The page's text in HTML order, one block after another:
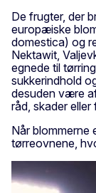
De frugter, der
europæiske
domestica) og
Nektawit,
egnede til
sukkerindhold
desuden være
råd, skader eller
Når blommerne
tørreovnene,